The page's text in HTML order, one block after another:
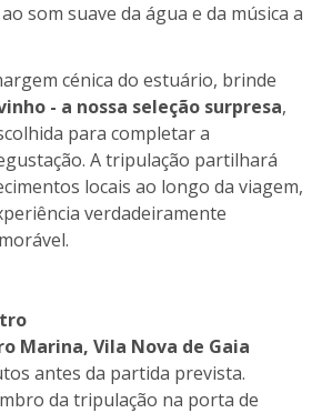
som suave da água e da música a
cénica do estuário, brinde
- a nossa seleção surpresa,
para completar a
A tripulação partilhará
locais ao longo da viagem,
verdadeiramente
Marina, Vila Nova de Gaia
antes da partida prevista.
da tripulação na porta de